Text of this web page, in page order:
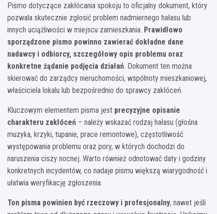
Pismo dotyczące zakłócania spokoju to oficjalny dokument, który
pozwala skutecznie zgłosić problem nadmiernego hałasu lub
innych uciążliwości w miejscu zamieszkania. Prawidłowo
sporządzone pismo powinno zawierać dokładne dane
nadawcy i odbiorcy, szczegółowy opis problemu oraz
konkretne żądanie podjęcia działań. Dokument ten można
skierować do zarządcy nieruchomości, wspólnoty mieszkaniowej,
właściciela lokalu lub bezpośrednio do sprawcy zakłóceń.
Kluczowym elementem pisma jest precyzyjne opisanie
charakteru zakłóceń – należy wskazać rodzaj hałasu (głośna
muzyka, krzyki, tupanie, prace remontowe), częstotliwość
występowania problemu oraz pory, w których dochodzi do
naruszenia ciszy nocnej. Warto również odnotować daty i godziny
konkretnych incydentów, co nadaje pismu większą wiarygodność i
ułatwia weryfikację zgłoszenia.
Ton pisma powinien być rzeczowy i profesjonalny, nawet jeśli